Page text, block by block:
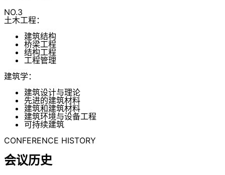
NO.3
土木工程：
建筑结构
桥梁工程
结构工程
工程管理
建筑学：
建筑设计与理论
先进的建筑材料
建筑和建筑材料
建筑环境与设备工程
可持续建筑
CONFERENCE HISTORY
会议历史